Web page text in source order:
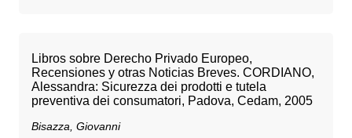
Libros sobre Derecho Privado Europeo,
Recensiones y otras Noticias Breves. CORDIANO,
Alessandra: Sicurezza dei prodotti e tutela
preventiva dei consumatori, Padova, Cedam, 2005
Bisazza, Giovanni